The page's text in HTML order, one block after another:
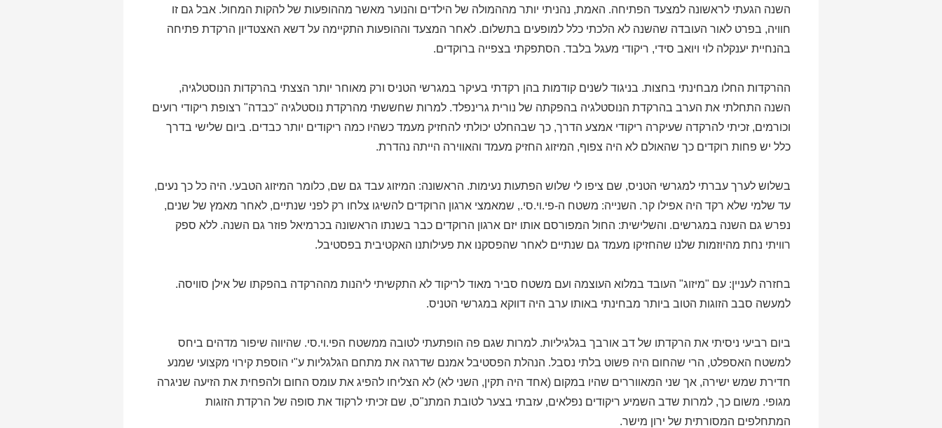
השנה הגעתי לראשונה למצעד הפתיחה. האמת, נהניתי יותר מההמולה של הילדים והנוער מאשר מההופעות של להקות המחול. אבל גם זו
חוויה, בפרט לאור העובדה שהשנה לא הלכתי כלל למופעים בתשלום. לאחר המצעד וההופעות התקיימה על דשא האצטדיון הרקדת פתיחה
בהנחיית יענקלה לוי ויואב סידי, ריקודי מעגל בלבד. הסתפקתי בצפייה ברוקדים.
ההרקדות החלו מבחינתי בחצות. בניגוד לשנים קודמות בהן רקדתי בעיקר במגרשי הטניס ורק מאוחר יותר הצצתי בהרקדות הנוסטלגיה,
השנה התחלתי את הערב בהרקדת הנוסטלגיה בהפקתה של נורית גרינפלד. למרות שחששתי מהרקדת נוסטלגיה "כבדה" רצופת ריקודי רועים
וכורמים, זכיתי להרקדה שעיקרה ריקודי אמצע הדרך, כך שבהחלט יכולתי להחזיק מעמד כשהיו כמה ריקודים יותר כבדים. ביום שלישי בדרך
כלל יש פחות רוקדים כך שהאולם לא היה צפוף, המיזוג החזיק מעמד והאווירה הייתה נהדרת.
בשלוש לערך עברתי למגרשי הטניס, שם ציפו לי שלוש הפתעות נעימות. הראשונה: המיזוג עבד גם שם, כלומר המיזוג הטבעי. היה כל כך נעים,
עד שלמי שלא רקד היה אפילו קר. השנייה: משטח ה-פי.וי.סי., שמאמצי ארגון הרוקדים להשיגו צלחו רק לפני שנתיים, לאחר מאמץ של שנים,
נפרש גם השנה במגרשים. והשלישית: החול המפורסם אותו יזם ארגון הרוקדים כבר בשנתו הראשונה בכרמיאל פוזר גם השנה. ללא ספק
רוויתי נחת מהיוזמות שלנו שהחזיקו מעמד גם שנתיים לאחר שהפסקנו את פעילותנו האקטיבית בפסטיבל.
בחזרה לעניין: עם "מיזוג" העובד במלוא העוצמה ועם משטח סביר מאוד לריקוד לא התקשיתי ליהנות מההרקדה בהפקתו של אילן סוויסה.
למעשה סבב הזוגות הטוב ביותר מבחינתי באותו ערב היה דווקא במגרשי הטניס.
ביום רביעי ניסיתי את הרקדתו של דב אורבך בגלגיליות. למרות שגם פה הופתעתי לטובה ממשטח הפי.וי.סי. שהיווה שיפור מדהים ביחס
למשטח האספלט, הרי שהחום היה פשוט בלתי נסבל. הנהלת הפסטיבל אמנם שדרגה את מתחם הגלגליות ע"י הוספת קירוי מקצועי שמנע
חדירת שמש ישירה, אך שני המאווררים שהיו במקום (אחד היה תקין, השני לא) לא הצליחו להפיג את עומס החום ולהפחית את הזיעה שניגרה
מגופי. משום כך, למרות שדב השמיע ריקודים נפלאים, עזבתי בצער לטובת המתנ"ס, שם זכיתי לרקוד את סופה של הרקדת הזוגות
המתחלפים המסורתית של ירון מישר.